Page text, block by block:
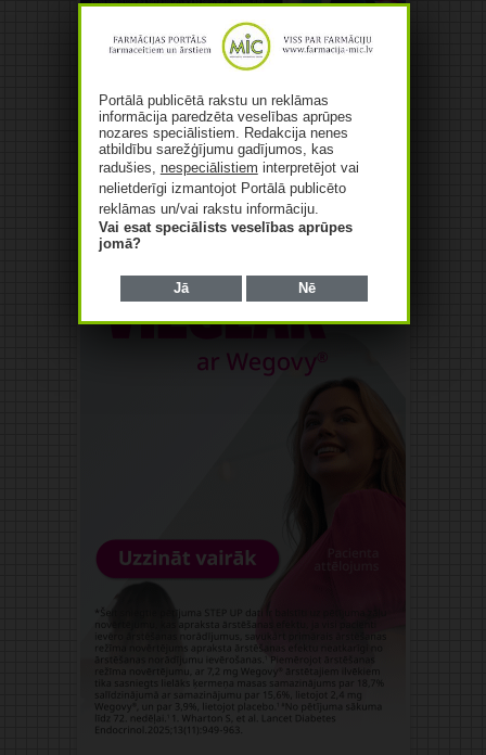
Portālā publicētā rakstu un reklāmas
informācija paredzēta veselības aprūpes
nozares speciālistiem. Redakcija nenes
atbildību sarežģījumu gadījumos, kas
radušies, nespeciālistiem interpretējot vai
nelietderīgi izmantojot Portālā publicēto
reklāmas un/vai rakstu informāciju.
Vai esat speciālists veselības aprūpes
jomā?
Jā Nē